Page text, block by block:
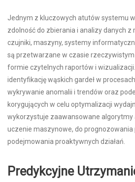
Jednym z kluczowych atutów systemu
zdolność do zbierania i analizy danych z
czujniki, maszyny, systemy
są przetwarzane w czasie
formie czytelnych raportów i
identyfikację wąskich gardeł w
wykrywanie anomalii i trendów oraz
korygujących w celu optymalizacji
wykorzystuje zaawansowane algorytmy
uczenie maszynowe, do prognozowania
podejmowania proaktywnych działań.
Predykcyjne